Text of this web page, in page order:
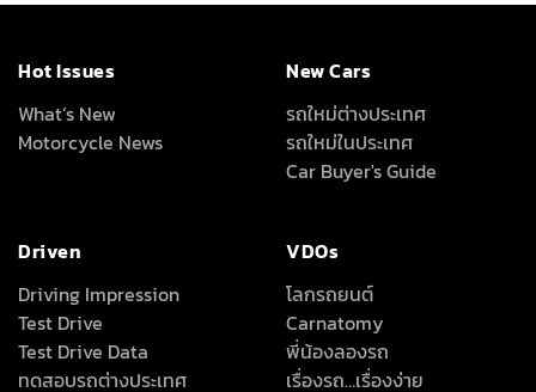
Hot Issues
What’s New
Motorcycle News
New Cars
รถใหม่ต่างประเทศ
รถใหม่ในประเทศ
Car Buyer's Guide
Driven
Driving Impression
Test Drive
Test Drive Data
ทดสอบรถต่างประเทศ
VDOs
โลกรถยนต์
Carnatomy
พี่น้องลองรถ
เรื่องรถ…เรื่องง่าย